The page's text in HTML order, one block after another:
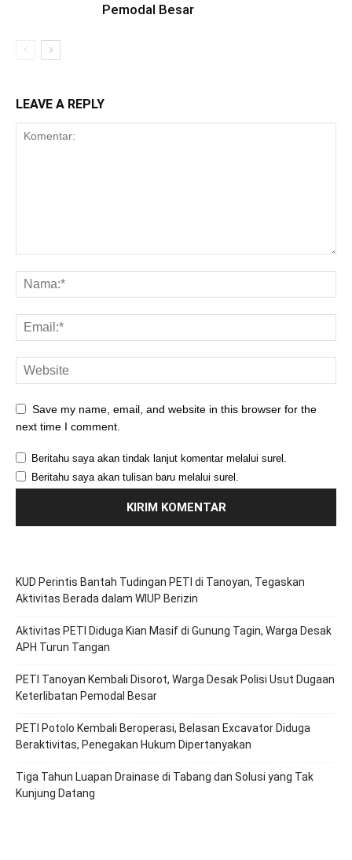
Pemodal Besar
LEAVE A REPLY
Save my name, email, and website in this browser for the
next time I comment.
Beritahu saya akan tindak lanjut komentar melalui surel.
Beritahu saya akan tulisan baru melalui surel.
KUD Perintis Bantah Tudingan PETI di Tanoyan, Tegaskan
Aktivitas Berada dalam WIUP Berizin
Aktivitas PETI Diduga Kian Masif di Gunung Tagin, Warga Desak
APH Turun Tangan
PETI Tanoyan Kembali Disorot, Warga Desak Polisi Usut Dugaan
Keterlibatan Pemodal Besar
PETI Potolo Kembali Beroperasi, Belasan Excavator Diduga
Beraktivitas, Penegakan Hukum Dipertanyakan
Tiga Tahun Luapan Drainase di Tabang dan Solusi yang Tak
Kunjung Datang